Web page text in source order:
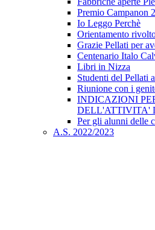
Premio Campanon
Io Leggo Perchè
Orientamento
Grazie Pellati per
Centenario Italo
Libri in Nizza
Studenti del Pellati
Riunione con i
INDICAZIONI
DELL'ATTIVITA'
Per gli alunni delle
A.S. 2022/2023